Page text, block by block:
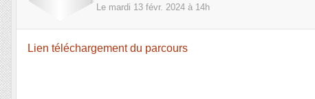
Le mardi 13 févr. 2024 à 14h
Lien téléchargement du parcours